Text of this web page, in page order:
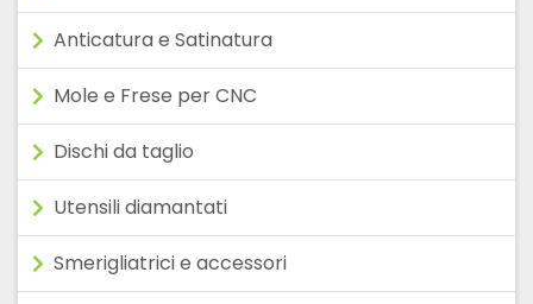
Anticatura e Satinatura
Mole e Frese per CNC
Dischi da taglio
Utensili diamantati
Smerigliatrici e accessori